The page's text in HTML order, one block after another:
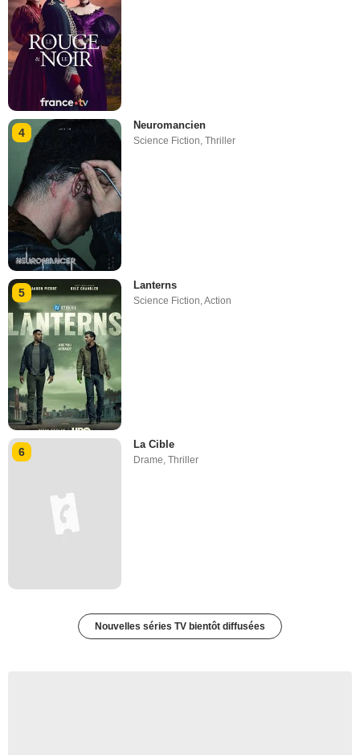
4
Neuromancien
Science Fiction,Thriller
5
Lanterns
Science Fiction ,Action
6
La Cible
Drame,Thriller
Nouvelles séries TV bientôt diffusées